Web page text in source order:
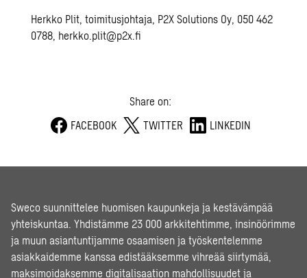
Herkko Plit, toimitusjohtaja, P2X Solutions Oy, 050 462
0788, herkko.plit@p2x.fi
Share on:
FACEBOOK
TWITTER LINKEDIN
Sweco suunnittelee huomisen kaupunkeja ja kestävämpää
yhteiskuntaa. Yhdistämme 23 000 arkkitehtimme, insinöörimme
ja muun asiantuntijamme osaamisen ja työskentelemme
asiakkaidemme kanssa edistääksemme vihreää siirtymää,
maksimoidaksemme digitalisaation mahdollisuudet ja